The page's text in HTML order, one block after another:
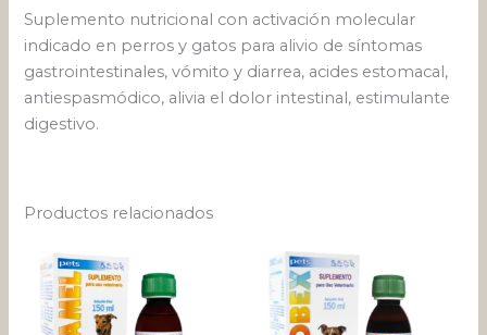
Suplemento nutricional con activación molecular
indicado en perros y gatos para alivio de síntomas
gastrointestinales, vómito y diarrea, acides estomacal,
antiespasmódico, alivia el dolor intestinal, estimulante
digestivo.
Productos relacionados